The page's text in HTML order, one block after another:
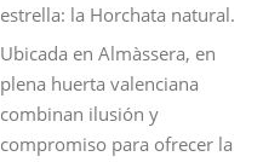
estrella: la Horchata natural.
Ubicada en Almàssera, en
plena huerta valenciana
combinan ilusión y
compromiso para ofrecer la